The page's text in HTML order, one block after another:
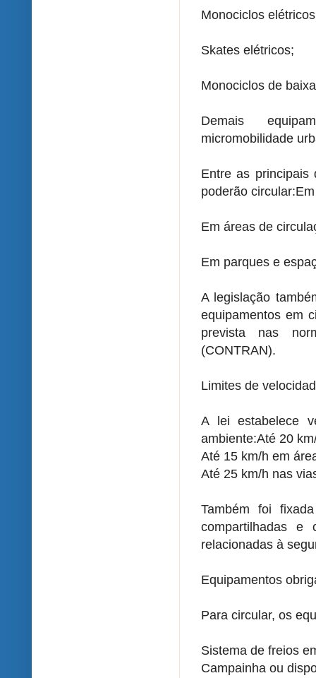
Monociclos
Skates elétricos;
Monociclos de
Demais
micromobilidade
Entre as principais
poderão
Em áreas de
Em parques e
A legislação
equipamentos em
prevista nas
(CONTRAN).
Limites de
A lei estabelece
ambiente:Até 20
Até 15 km/h em
Até 25 km/h nas
Também foi
compartilhadas e
relacionadas à
Equipamentos
Para circular, os
Sistema de freios
Campainha ou